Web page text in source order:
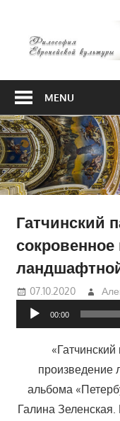
content
Европейской
MENU
Гатчинский
07.10.2020
Аудиоплеер
00:00
произведение
альбома
Галина